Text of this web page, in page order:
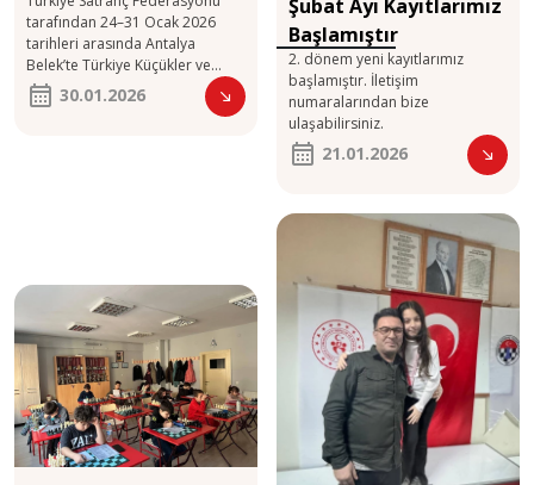
tarafından 24–31 Ocak 2026
tarihleri arasında Antalya
Belek’te Türkiye Küçükler ve
Yıldızlar Satranç Şampiyonası
gerçekleşmektedir. Türkiye’nin
kategorisinde ise 13, 14, 15, 16,
17 ve 18 yaş grupları mücadele
ediyor. Organizasyonda toplam
30.01.2026
Şubat Ayı Kayıtlarımız
Başlamıştır
2. dönem yeni kayıtlarımız
başlamıştır. İletişim
numaralarından bize
ulaşabilirsiniz.
21.01.2026